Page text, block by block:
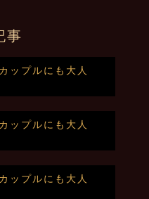
事
ップルにも大人
ップルにも大人
ップルにも大人